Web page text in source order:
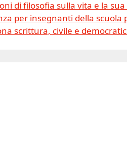
di filosofia sulla vita e la
per insegnanti della scuola
scrittura, civile e